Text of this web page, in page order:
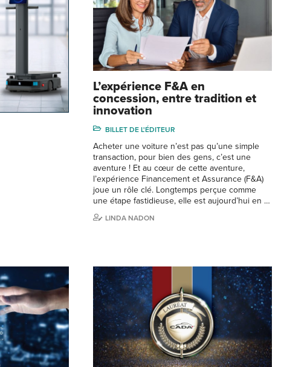
L’expérience F&A en
concession, entre tradition et
innovation
BILLET DE L'ÉDITEUR
Acheter une voiture n’est pas qu’une simple
transaction, pour bien des gens, c’est une
aventure ! Et au cœur de cette aventure,
l’expérience Financement et Assurance (F&A)
joue un rôle clé. Longtemps perçue comme
une étape fastidieuse, elle est aujourd’hui en …
LINDA NADON